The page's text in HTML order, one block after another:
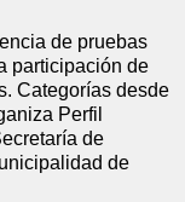
de pruebas
participación de
Categorías desde
Perfil
de
de